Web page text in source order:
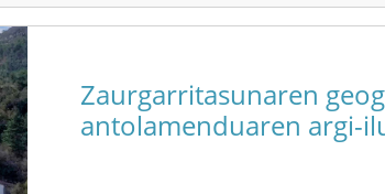
Zaurgarritasunaren
antolamenduaren argi-